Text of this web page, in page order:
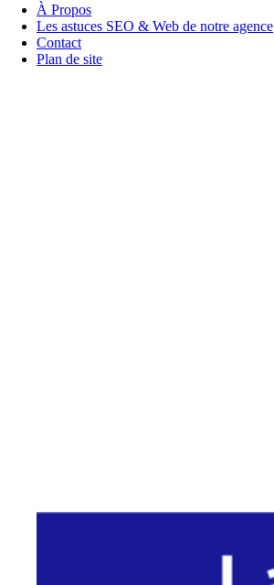
À Propos
Les astuces SEO & Web de notre agence
Contact
Plan de site